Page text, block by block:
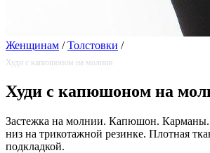
Женщинам / Толстовки /
Худи с капюшоном на молнии
Худи с капюшоном на
Застежка на молнии. Капюшон.
низ на трикотажной резинке. Плотная
подкладкой.